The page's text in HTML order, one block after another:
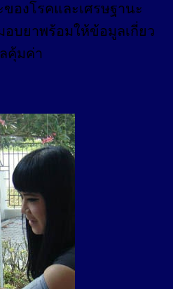
องโรคและเศรษฐานะ
บยาพร้อมให้ข้อมูลเกี่ยว
คุ้มค่า